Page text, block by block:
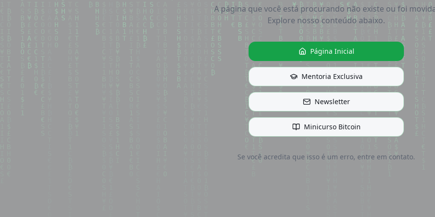
A página que você está procurando não existe ou foi
Explore nosso conteúdo abaixo.
Página Inicial
Mentoria Exclusiva
Newsletter
Minicurso Bitcoin
Se você acredita que isso é um erro, entre em contato.